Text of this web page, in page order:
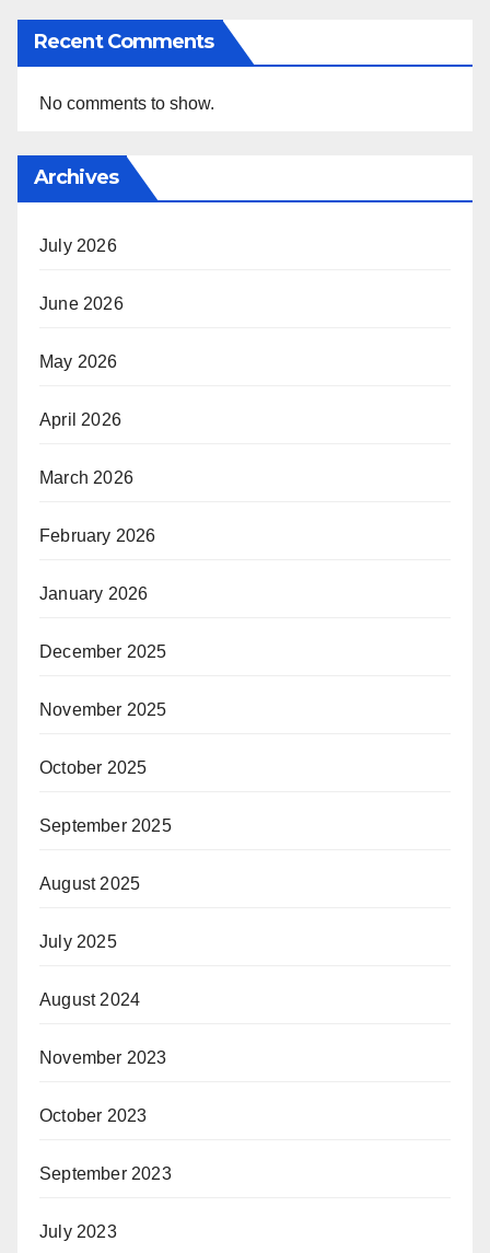
Recent Comments
No comments to show.
Archives
July 2026
June 2026
May 2026
April 2026
March 2026
February 2026
January 2026
December 2025
November 2025
October 2025
September 2025
August 2025
July 2025
August 2024
November 2023
October 2023
September 2023
July 2023